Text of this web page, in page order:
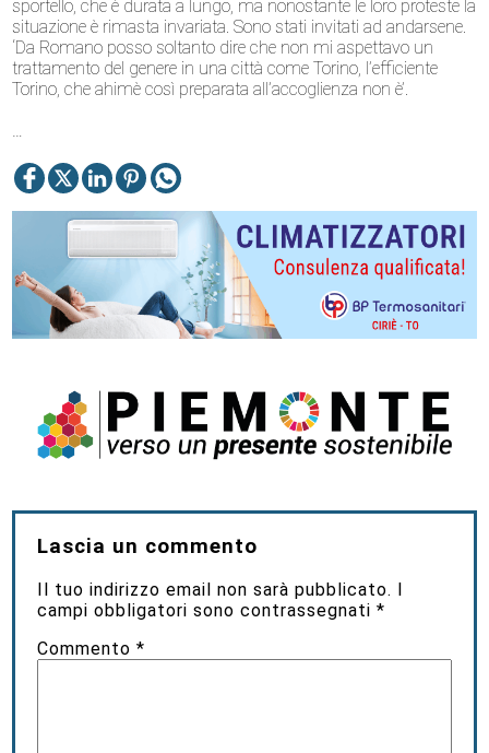
sportello, che è durata a lungo, ma nonostante le loro proteste la
situazione è rimasta invariata. Sono stati invitati ad andarsene.
‘Da Romano posso soltanto dire che non mi aspettavo un
trattamento del genere in una città come Torino, l’efficiente
Torino, che ahimè così preparata all’accoglienza non è’.
…
Lascia un commento
Il tuo indirizzo email non sarà pubblicato. I
campi obbligatori sono contrassegnati*
Commento*